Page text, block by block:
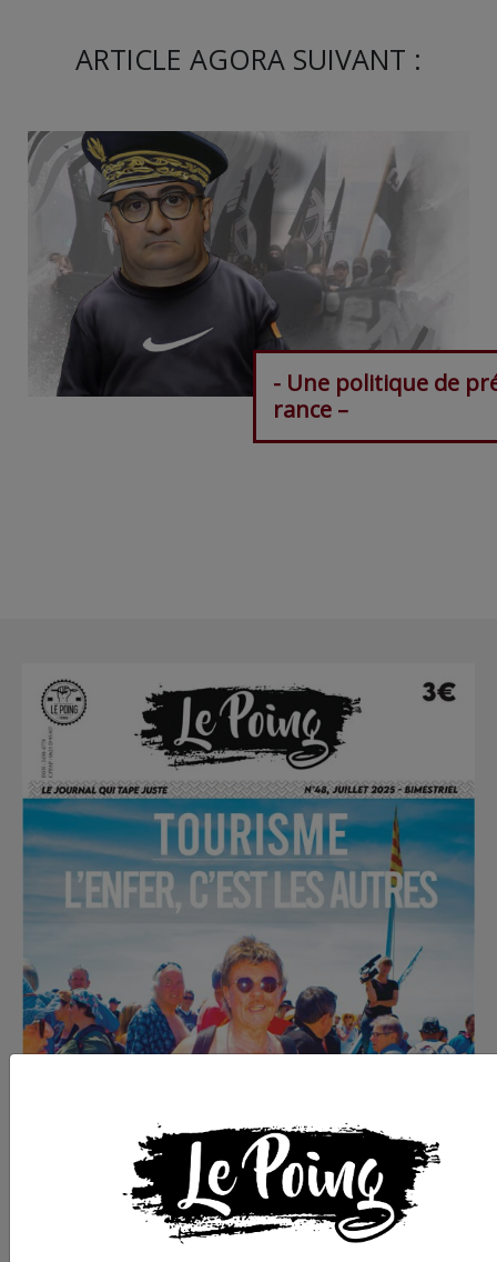
ARTICLE AGORA SUIVANT :
- Une politique de
rance –